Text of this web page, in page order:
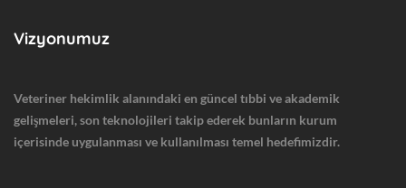
Vizyonumuz
Veteriner hekimlik alanındaki en güncel tıbbi ve akademik
gelişmeleri, son teknolojileri takip ederek bunların kurum
içerisinde uygulanması ve kullanılması temel hedefimizdir.